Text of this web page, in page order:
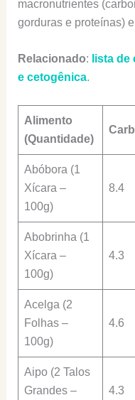
macronutrientes
gorduras e proteínas)
Relacionado: lista
e cetogênica.
Alimento
(Quantidade)
Abóbora (1
Xícara –
100g)
8.4
Abobrinha (1
Xícara –
100g)
4.3
Acelga (2
Folhas –
100g)
4.6
Aipo (2 Talos
Grandes –
4.3